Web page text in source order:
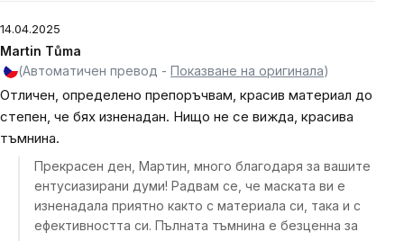
14.04.2025
Martin Tůma
(Автоматичен превод - Показване на оригинала)
Отличен, определено препоръчвам, красив материал до
степен, че бях изненадан. Нищо не се вижда, красива
тъмнина.
Прекрасен ден, Мартин, много благодаря за вашите
ентусиазирани думи! Радвам се, че маската ви е
изненадала приятно както с материала си, така и с
ефективността си. Пълната тъмнина е безценна за